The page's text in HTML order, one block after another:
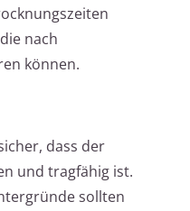
nach
können.
dass der
und tragfähig ist.
sollten